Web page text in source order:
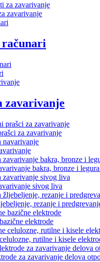
zavarivanje
računari
zavarivanje
za zavarivanje
bakra, bronze i
sivog liva
rezanje i
elektrode
rutilne i kisele
za zavarivanje delova